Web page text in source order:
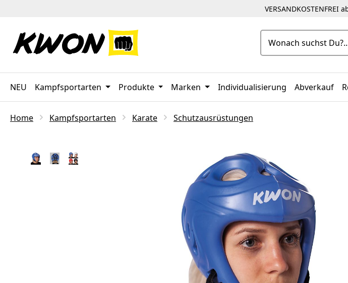
NEU Kampfsportarten Produkte Marken Individualisierung Abverkauf
Home Kampfsportarten Karate Schutzausrüstungen